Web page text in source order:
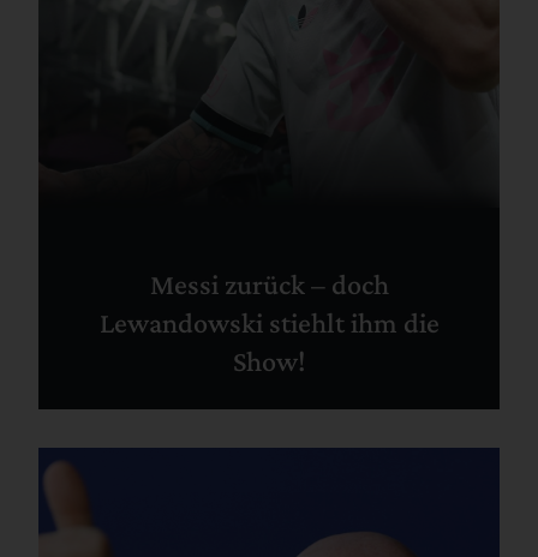
Messi zurück – doch
Lewandowski stiehlt ihm die
Show!